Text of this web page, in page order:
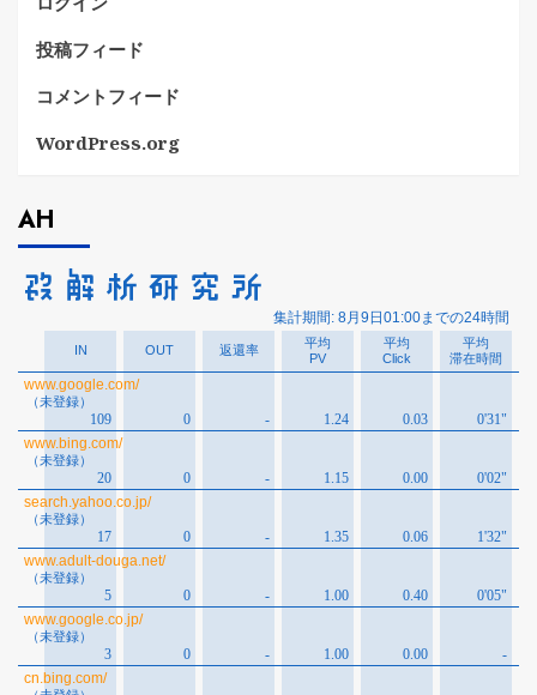
投稿フィード
コメントフィード
WordPress.org
AH